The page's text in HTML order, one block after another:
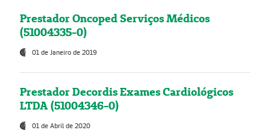
Prestador Oncoped Serviços Médicos
(51004335-0)
01 de Janeiro de 2019
Prestador Decordis Exames Cardiológicos
LTDA (51004346-0)
01 de Abril de 2020